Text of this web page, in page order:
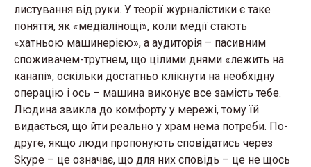
листування від руки. У теорії журналістики є таке
поняття, як «медіалінощі», коли медії стають
«хатньою машинерією», а аудиторія – пасивним
споживачем-трутнем, що цілими днями «лежить на
канапі», оскільки достатньо клікнути на необхідну
операцію і ось – машина виконує все замість тебе.
Людина звикла до комфорту у мережі, тому їй
видається, що йти реально у храм нема потреби. По-
друге, якщо люди пропонують сповідатись через
Skype – це означає, що для них сповідь – це не щось